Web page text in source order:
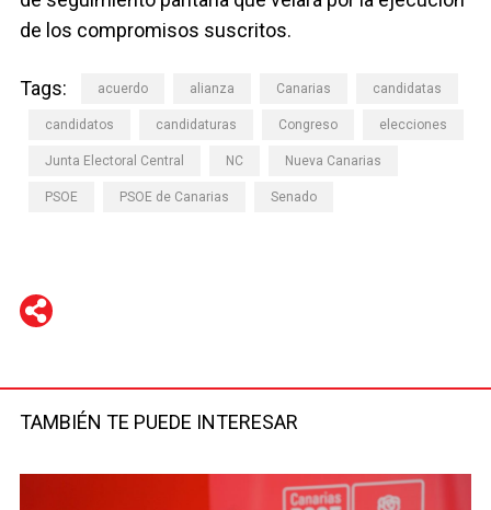
de los compromisos suscritos.
Tags: acuerdo alianza Canarias candidatas
candidatos candidaturas Congreso elecciones
Junta Electoral Central NC Nueva Canarias
PSOE PSOE de Canarias Senado
TAMBIÉN TE PUEDE INTERESAR